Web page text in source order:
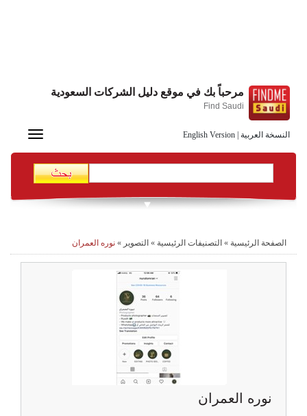
النسخة العربية English Version
مرحباً بك في موقع دليل الشركات السعودية
Find Saudi
Toggle
الصفحة الرئيسية » التصنيفات الرئيسية » التصوير » نوره العمران
نوره العمران